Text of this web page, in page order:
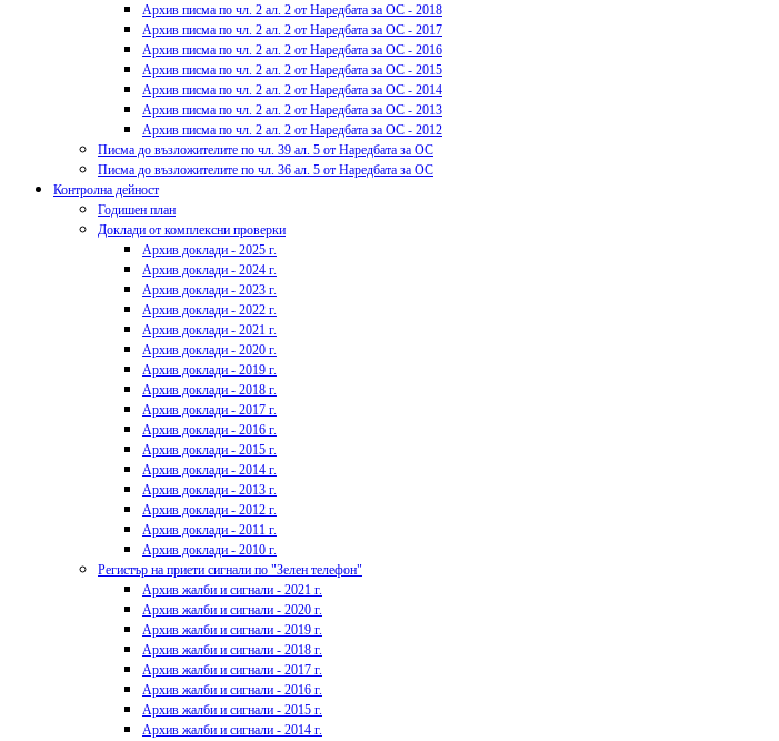
Архив писма по чл. 2 ал. 2 от Наредбата за ОС - 2018
Архив писма по чл. 2 ал. 2 от Наредбата за ОС - 2017
Архив писма по чл. 2 ал. 2 от Наредбата за ОС - 2016
Архив писма по чл. 2 ал. 2 от Наредбата за ОС - 2015
Архив писма по чл. 2 ал. 2 от Наредбата за ОС - 2014
Архив писма по чл. 2 ал. 2 от Наредбата за ОС - 2013
Архив писма по чл. 2 ал. 2 от Наредбата за ОС - 2012
Писма до възложителите по чл. 39 ал. 5 от Наредбата за ОС
Писма до възложителите по чл. 36 ал. 5 от Наредбата за ОС
Контролна дейност
Годишен план
Доклади от комплексни проверки
Архив доклади - 2025 г.
Архив доклади - 2024 г.
Архив доклади - 2023 г.
Архив доклади - 2022 г.
Архив доклади - 2021 г.
Архив доклади - 2020 г.
Архив доклади - 2019 г.
Архив доклади - 2018 г.
Архив доклади - 2017 г.
Архив доклади - 2016 г.
Архив доклади - 2015 г.
Архив доклади - 2014 г.
Архив доклади - 2013 г.
Архив доклади - 2012 г.
Архив доклади - 2011 г.
Архив доклади - 2010 г.
Регистър на приети сигнали по "Зелен телефон"
Архив жалби и сигнали - 2021 г.
Архив жалби и сигнали - 2020 г.
Архив жалби и сигнали - 2019 г.
Архив жалби и сигнали - 2018 г.
Архив жалби и сигнали - 2017 г.
Архив жалби и сигнали - 2016 г.
Архив жалби и сигнали - 2015 г.
Архив жалби и сигнали - 2014 г.